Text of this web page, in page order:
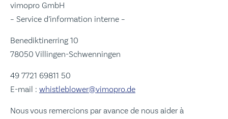
vimopro GmbH
– Service d’information interne –
Benediktinerring 10
78050 Villingen-Schwenningen
49 7721 69811 50
E-mail : whistleblower@vimopro.de
Nous vous remercions par avance de nous aider à